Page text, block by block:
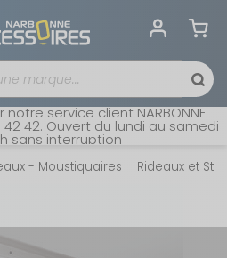
service client NARBONNE
42 42. Ouvert du lundi au samedi
sans interruption
- Moustiquaires Rideaux et